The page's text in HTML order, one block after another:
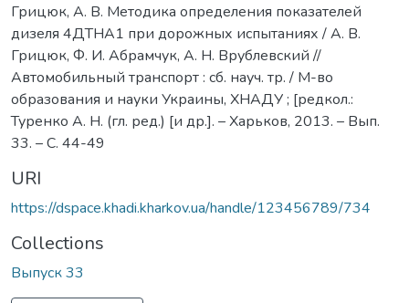
Грицюк, А. В. Методика определения показателей
дизеля 4ДТНА1 при дорожных испытаниях / А. В.
Грицюк, Ф. И. Абрамчук, А. Н. Врублевский //
Автомобильный транспорт : сб. науч. тр. / М-во
образования и науки Украины, ХНАДУ ; [редкол.:
Туренко А. Н. (гл. ред.) [и др.]. – Харьков, 2013. – Вып.
33. – С. 44-49
URI
https://dspace.khadi.kharkov.ua/handle/123456789/734
Collections
Выпуск 33